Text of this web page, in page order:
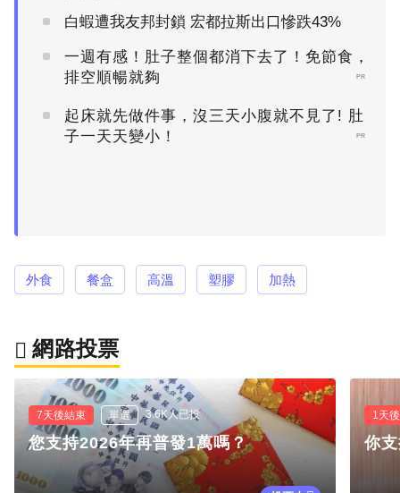
白蝦遭我友邦封鎖 宏都拉斯出口慘跌43%
一週有感！肚子整個都消下去了！免節食，
排空順暢就夠
PR
起床就先做件事，沒三天小腹就不見了! 肚
子一天天變小！
PR
外食 餐盒 高溫 塑膠 加熱
網路投票
7天後結束 單選 3.6K人已投
您支持2026年再普發1萬嗎？
1天
你